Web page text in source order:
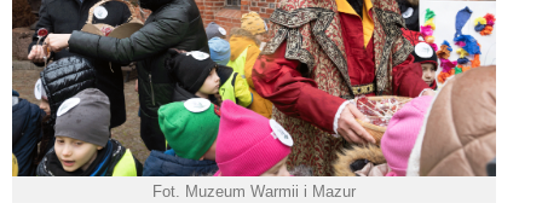
Fot. Muzeum Warmii i Mazur